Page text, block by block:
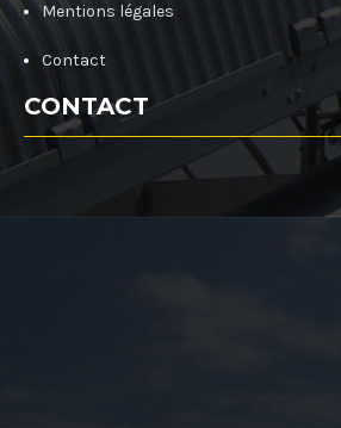
Mentions légales
Contact
CONTACT